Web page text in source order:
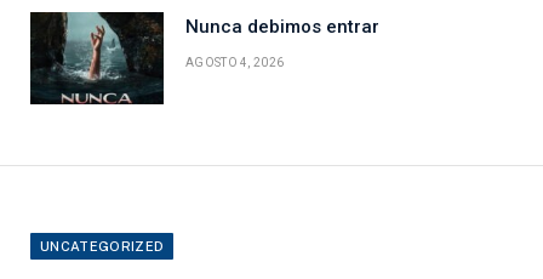
Nunca debimos entrar
AGOSTO 4, 2026
UNCATEGORIZED